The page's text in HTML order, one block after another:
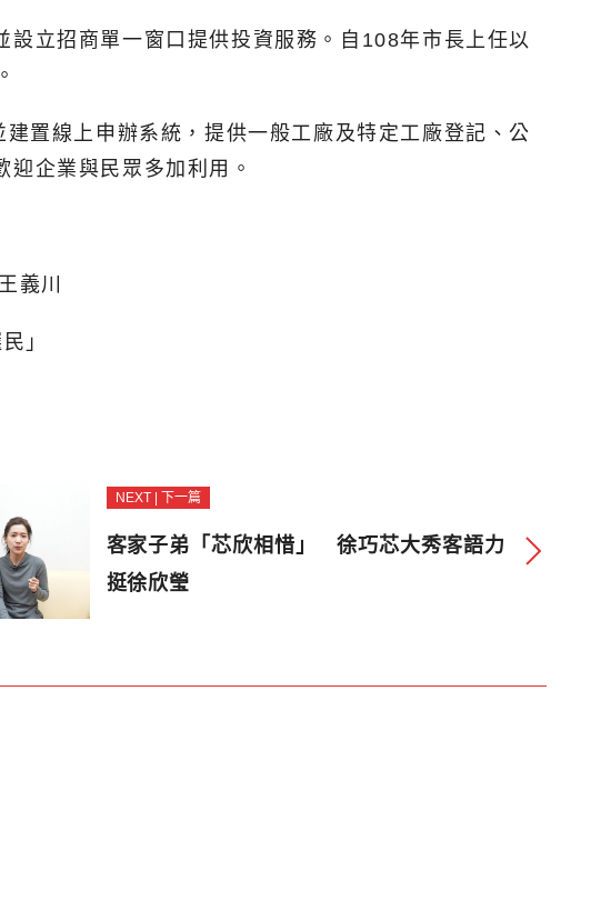
立招商單一窗口提供投資服務。自108年市長上任以
置線上申辦系統，提供一般工廠及特定工廠登記、公
企業與民眾多加利用。
義川
」
NEXT | 下一篇
客家子弟「芯欣相惜」 徐巧芯大秀客語力
挺徐欣瑩